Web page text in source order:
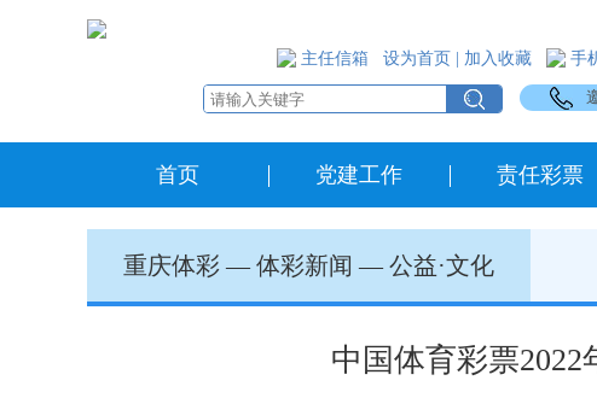
主任信箱 设为首页 加入收藏 手
首页 党建工作 责任彩票
重庆体彩—体彩新闻 —公益·文化
中国体育彩票2022